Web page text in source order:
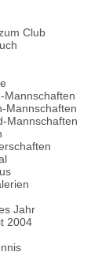
Club
Mannschaften
Mannschaften
Mannschaften
Jahr
2004